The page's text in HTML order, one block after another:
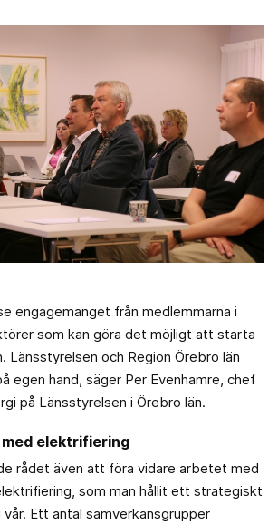
engagemanget från medlemmarna i
som kan göra det möjligt att starta
Länsstyrelsen och Region Örebro län
egen hand, säger Per Evenhamre, chef
på Länsstyrelsen i Örebro län.
elektrifiering
rådet även att föra vidare arbetet med
som man hållit ett strategiskt
Ett antal samverkansgrupper